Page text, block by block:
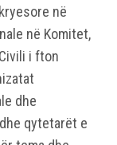
në
në Komitet,
i fton
dhe
qytetarët e